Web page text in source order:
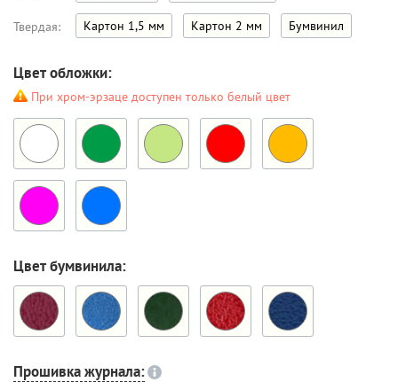
Твердая: Картон 1,5 мм Картон 2 мм Бумвинил
Цвет обложки:
При хром-эрзаце доступен только белый цвет
Цвет бумвинила:
Прошивка журнала: